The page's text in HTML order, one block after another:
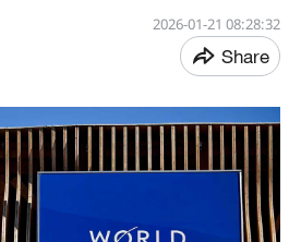
08:28:32 2026-01-21
Share